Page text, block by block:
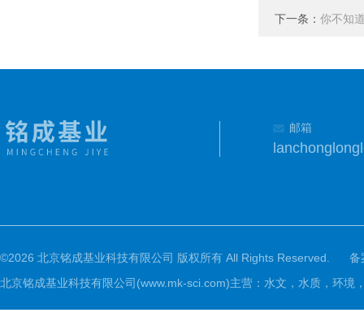
下一条： 你不知
邮箱
©2026 北京铭成基业科技有限公司 版权所有 All Rights Reserved.
备
北京铭成基业科技有限公司(www.mk-sci.com)主营：水文，水质，环境